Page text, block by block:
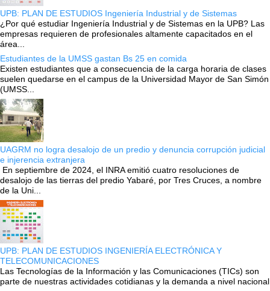
UPB: PLAN DE ESTUDIOS Ingeniería Industrial y de Sistemas
¿Por qué estudiar Ingeniería Industrial y de Sistemas en la UPB? Las
empresas requieren de profesionales altamente capacitados en el
área...
Estudiantes de la UMSS gastan Bs 25 en comida
Existen estudiantes que a consecuencia de la carga horaria de clases
suelen quedarse en el campus de la Universidad Mayor de San Simón
(UMSS...
UAGRM no logra desalojo de un predio y denuncia corrupción judicial
e injerencia extranjera
En septiembre de 2024, el INRA emitió cuatro resoluciones de
desalojo de las tierras del predio Yabaré, por Tres Cruces, a nombre
de la Uni...
UPB: PLAN DE ESTUDIOS INGENIERÍA ELECTRÓNICA Y
TELECOMUNICACIONES
Las Tecnologías de la Información y las Comunicaciones (TICs) son
parte de nuestras actividades cotidianas y la demanda a nivel nacional